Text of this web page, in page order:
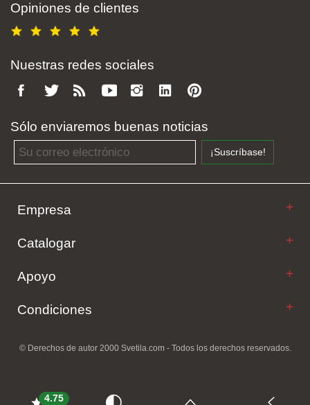
Opiniones de clientes
Nuestras redes sociales
Sólo enviaremos buenas noticias
Email address
¡Suscríbase!
Empresa
Catalogar
Apoyo
Condiciones
© Derechos de autor 2000 Svetila.com - Todos los derechos reservados.
4.75